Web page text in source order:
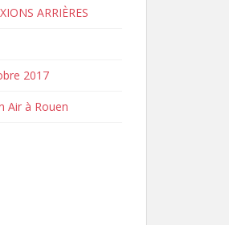
ARRIÈRES
2017
Air à Rouen